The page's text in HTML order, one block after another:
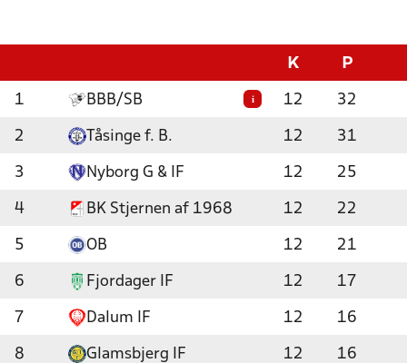
K P
1 BBB/SB i 12 32
2 Tåsinge f. B. 12 31
3 Nyborg G & IF 12 25
4 BK Stjernen af 1968 12 22
5 OB 12 21
6 Fjordager IF 12 17
7 Dalum IF 12 16
8 Glamsbjerg IF 12 16